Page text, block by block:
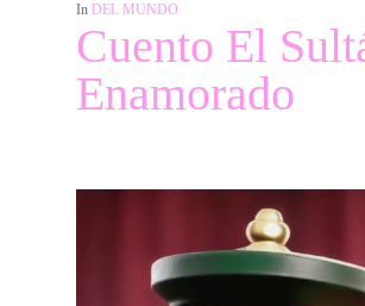
In DEL MUNDO
Cuento El
Enamorado